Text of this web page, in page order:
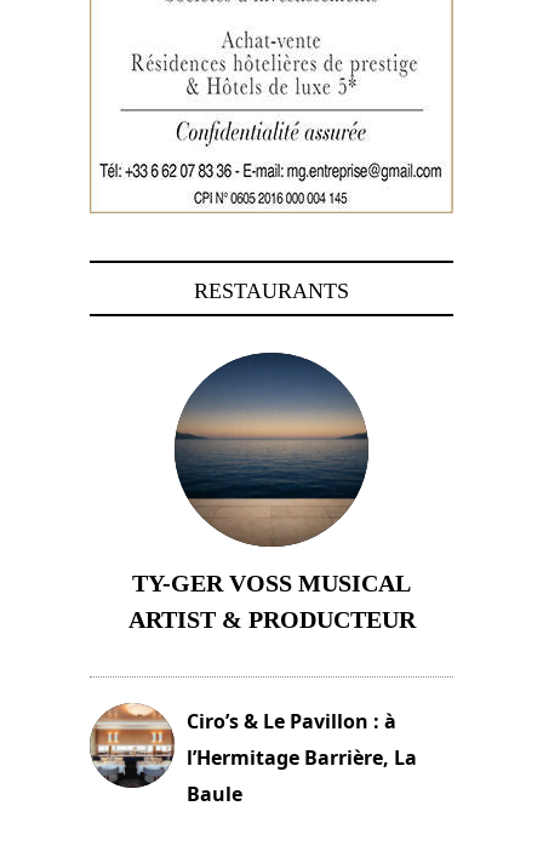
RESTAURANTS
TY-GER VOSS MUSICAL
ARTIST & PRODUCTEUR
Ciro’s & Le Pavillon : à
l’Hermitage Barrière, La
Baule